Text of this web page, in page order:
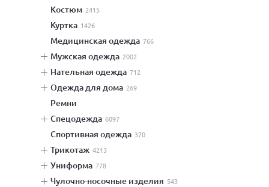
костюм 2415
куртка 1426
медицинская одежда 766
мужская одежда 2002
нательная одежда 712
одежда для дома 269
ремни
спецодежда 6097
спортивная одежда 370
трикотаж 4213
униформа 778
чулочно-носочные изделия 543